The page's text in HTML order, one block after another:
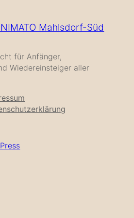
Mahlsdorf-Süd
für Anfänger,
Wiedereinsteiger aller